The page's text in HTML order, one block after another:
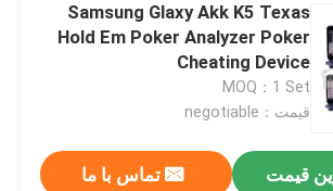
Samsung Glaxy Akk K5 Texas
Hold Em Poker Analyzer Poker
Cheating Device
MOQ：1 Set
قیمت：negotiable
قیمت تماس با ما